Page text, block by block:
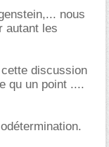
nous
autant les
discussion
qu un point ....